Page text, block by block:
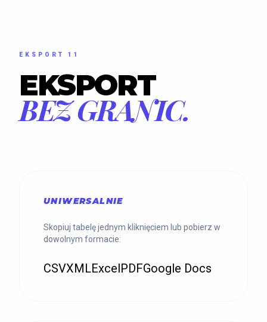
EKSPORT 11
EKSPORT
BEZ GRANIC.
UNIWERSALNIE
Skopiuj tabelę jednym kliknięciem lub pobierz w
dowolnym formacie:
CSVXMLExcelPDFGoogle Docs